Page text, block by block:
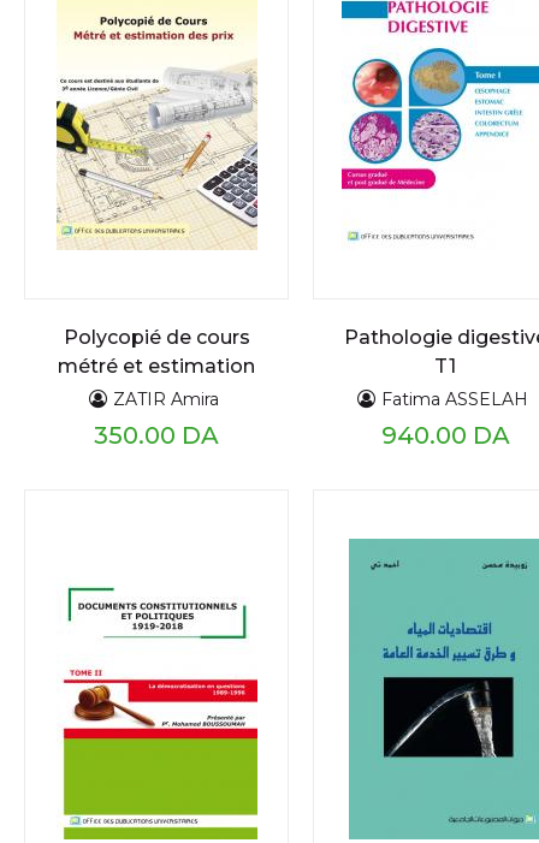
Polycopié de cours
métré et estimation
des prix
ZATIR Amira
350.00 DA
Pathologie
T1
Fatima ASSELAH
940.00 DA